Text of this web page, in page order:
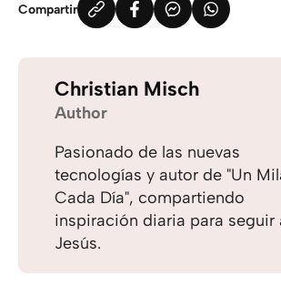
Compartir
Christian Misch
Author
Pasionado de las nuevas
tecnologías y autor de "Un
Cada Día", compartiendo
inspiración diaria para seguir
Jesús.